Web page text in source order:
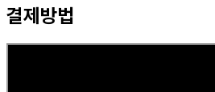
결제방법